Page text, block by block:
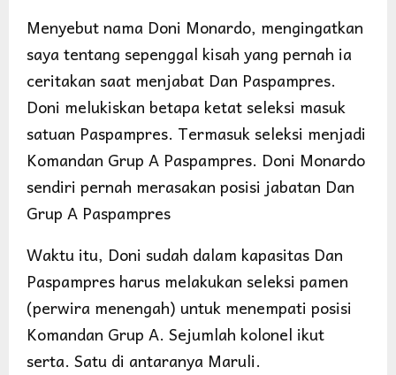
Menyebut nama Doni Monardo, mengingatkan
saya tentang sepenggal kisah yang pernah ia
ceritakan saat menjabat Dan Paspampres.
Doni melukiskan betapa ketat seleksi masuk
satuan Paspampres. Termasuk seleksi menjadi
Komandan Grup A Paspampres. Doni Monardo
sendiri pernah merasakan posisi jabatan Dan
Grup A Paspampres
Waktu itu, Doni sudah dalam kapasitas Dan
Paspampres harus melakukan seleksi pamen
(perwira menengah) untuk menempati posisi
Komandan Grup A. Sejumlah kolonel ikut
serta. Satu di antaranya Maruli.